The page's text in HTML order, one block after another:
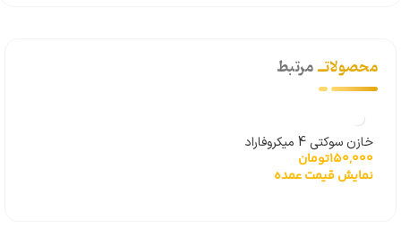
محصولاتــمرتبط
خازن سوکتی 4 میکروفاراد
150,000تومان
نمایش قیمت عمده